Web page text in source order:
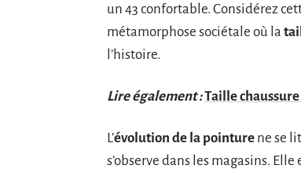
un 43 confortable. Considérez
métamorphose sociétale où la
l’histoire.
Lire également :Taille
L’évolution de la pointure ne se
s’observe dans les magasins.